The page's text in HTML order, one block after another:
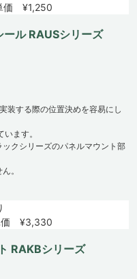
価 ¥1,250
ール RAUSシリーズ
装する際の位置決めを容易にし
ます。
クシリーズのパネルマウント部
。
価 ¥3,330
RAKBシリーズ